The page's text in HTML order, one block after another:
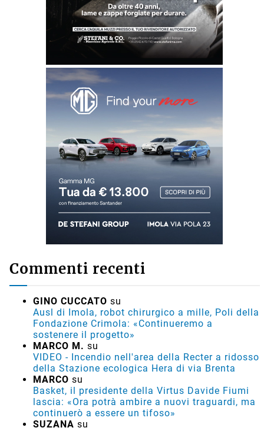
Commenti recenti
GINO CUCCATO su
Ausl di Imola, robot chirurgico a mille, Poli della
Fondazione Crimola: «Continueremo a
sostenere il progetto»
MARCO M. su
VIDEO - Incendio nell'area della Recter a ridosso
della Stazione ecologica Hera di via Brenta
MARCO su
Basket, il presidente della Virtus Davide Fiumi
lascia: «Ora potrà ambire a nuovi traguardi, ma
continuerò a essere un tifoso»
SUZANA su